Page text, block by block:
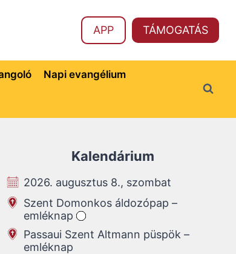
APP TÁMOGATÁS
Napi evangélium
Kalendárium
2026. augusztus 8., szombat
Szent Domonkos áldozópap –
emléknap
Passaui Szent Altmann püspök –
emléknap